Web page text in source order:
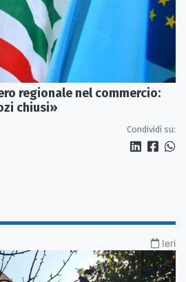
regionale nel commercio:
chiusi»
Condividi su:
Ieri